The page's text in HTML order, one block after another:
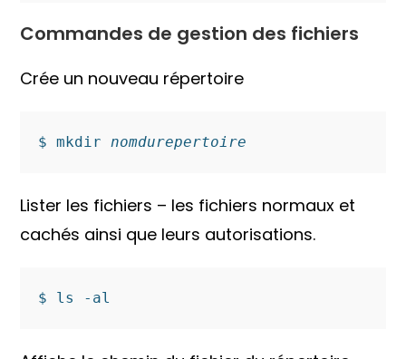
Commandes de gestion des fichiers
Crée un nouveau répertoire
$ mkdir nomdurepertoire
Lister les fichiers – les fichiers normaux et
cachés ainsi que leurs autorisations.